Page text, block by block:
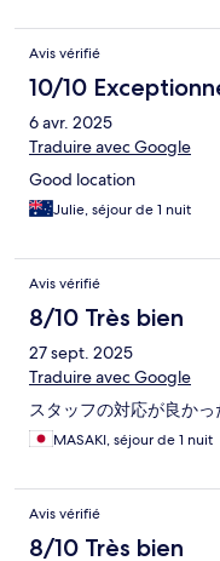
Avis vérifié
10/10
6 avr. 2025
Traduire avec Google
Good location
Julie, séjour de 1 nuit
Avis vérifié
8/10 Très bien
27 sept. 2025
Traduire avec Google
スタッフの対応が良かっ
MASAKI, séjour de 1 nuit
Avis vérifié
8/10 Très bien